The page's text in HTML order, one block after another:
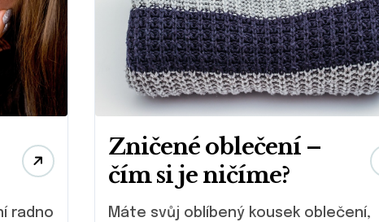
Zničené oblečení –
čím si je ničíme?
Máte svůj oblíbený kousek oblečení,